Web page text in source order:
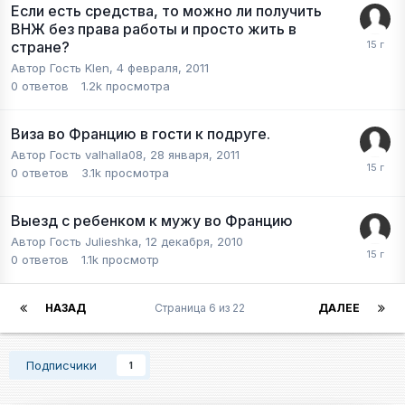
Если есть средства, то можно ли получить
ВНЖ без права работы и просто жить в
стране?
Автор Гость Klen, 4 февраля, 2011
0 ответов 1.2k просмотра
Виза во Францию в гости к подруге.
Автор Гость valhalla08, 28 января, 2011
0 ответов 3.1k просмотра
Выезд с ребенком к мужу во Францию
Автор Гость Julieshka, 12 декабря, 2010
0 ответов 1.1k просмотр
НАЗАД ДАЛЕЕ
Страница 6 из 22
Подписчики 1